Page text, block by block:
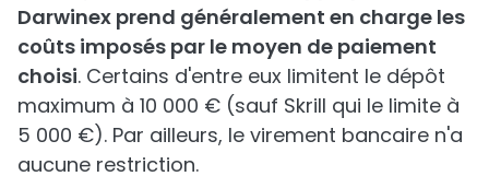
Darwinex prend généralement en charge les
coûts imposés par le moyen de paiement
choisi. Certains d'entre eux limitent le dépôt
maximum à 10 000 € (sauf Skrill qui le limite à
5 000 €). Par ailleurs, le virement bancaire n'a
aucune restriction.